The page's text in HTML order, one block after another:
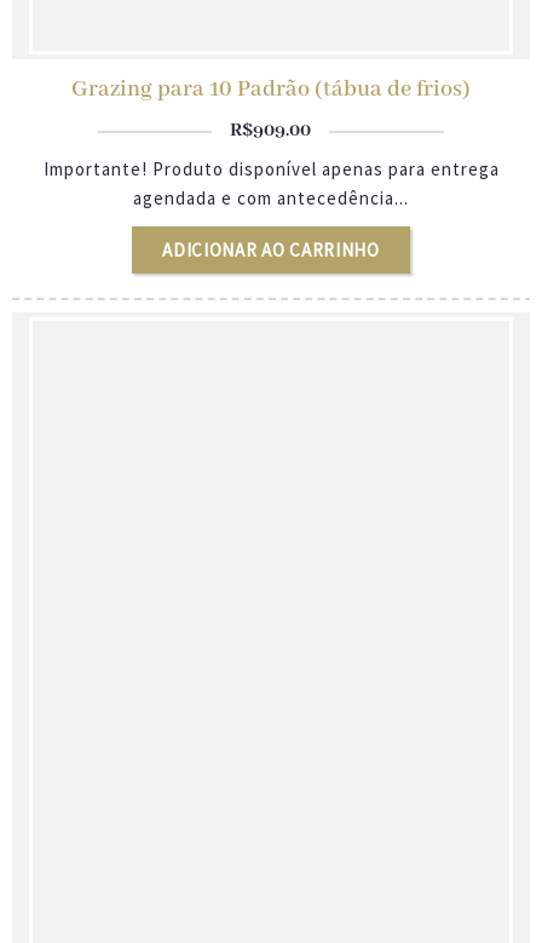
Grazing para 10 Padrão (tábua de frios)
R$909.00
Importante! Produto disponível apenas para entrega
agendada e com antecedência...
ADICIONAR AO CARRINHO